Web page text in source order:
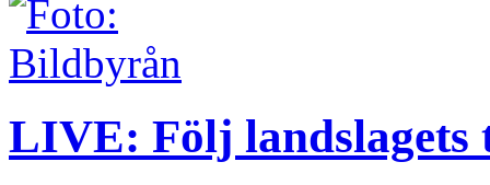
LIVE: Följ landslagets